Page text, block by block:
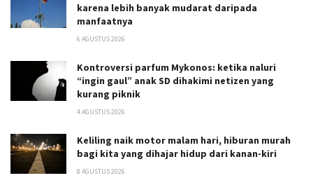
karena lebih banyak mudarat daripada
manfaatnya
6 AGUSTUS 2026
Kontroversi parfum Mykonos: ketika naluri
“ingin gaul” anak SD dihakimi netizen yang
kurang piknik
4 AGUSTUS 2026
Keliling naik motor malam hari, hiburan murah
bagi kita yang dihajar hidup dari kanan-kiri
8 AGUSTUS 2026